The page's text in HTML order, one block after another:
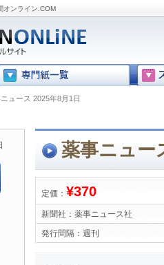
オンライン.COM
ュース 2025年8月1日
薬事ニュー
定価： ¥370
新聞社： 薬事ニュース社
発行間隔： 週刊